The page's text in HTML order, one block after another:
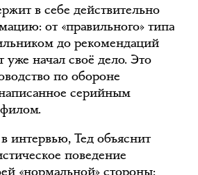
в себе действительно
от «правильного» типа
до рекомендаций
уже начал своё дело. Это
по обороне
серийным
интервью, Тед объяснит
поведение
«нормальной» стороны: